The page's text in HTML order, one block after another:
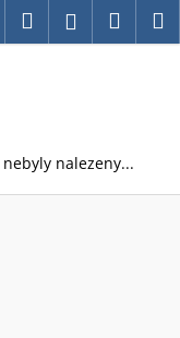
Hledat Přihlášení
nebyly nalezeny...